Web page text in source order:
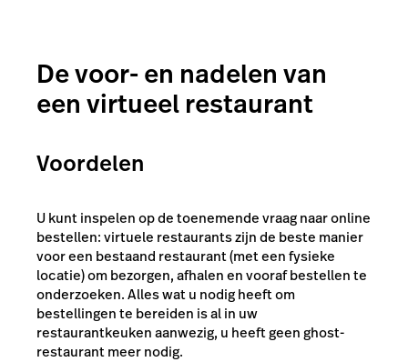
De voor- en nadelen van
een virtueel restaurant
Voordelen
U kunt inspelen op de toenemende vraag naar online
bestellen: virtuele restaurants zijn de beste manier
voor een bestaand restaurant (met een fysieke
locatie) om bezorgen, afhalen en vooraf bestellen te
onderzoeken. Alles wat u nodig heeft om
bestellingen te bereiden is al in uw
restaurantkeuken aanwezig, u heeft geen ghost-
restaurant meer nodig.